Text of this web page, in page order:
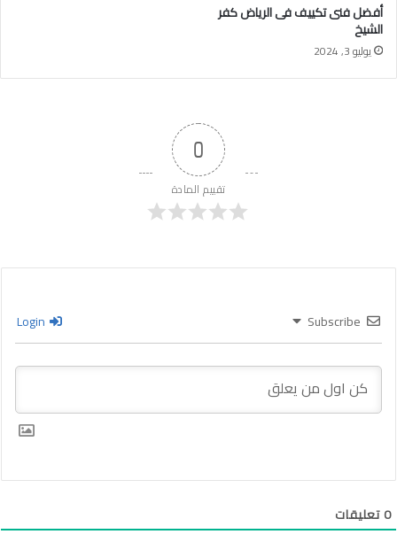
أفضل فنى تكييف فى الرياض كفر
الشيخ
يوليو 3, 2024
0
تقييم المادة
Subscribe
0تعليقات